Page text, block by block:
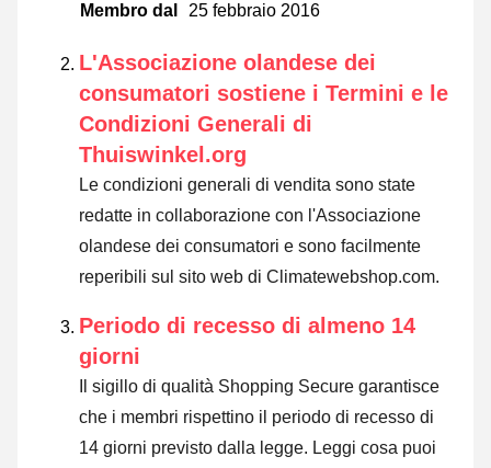
Membro dal
25 febbraio 2016
L'Associazione olandese dei
consumatori sostiene i Termini e le
Condizioni Generali di
Thuiswinkel.org
Le condizioni generali di vendita sono state
redatte in collaborazione con l'Associazione
olandese dei consumatori e sono facilmente
reperibili sul sito web di Climatewebshop.com.
Periodo di recesso di almeno 14
giorni
Il sigillo di qualità Shopping Secure garantisce
che i membri rispettino il periodo di recesso di
14 giorni previsto dalla legge. Leggi cosa puoi